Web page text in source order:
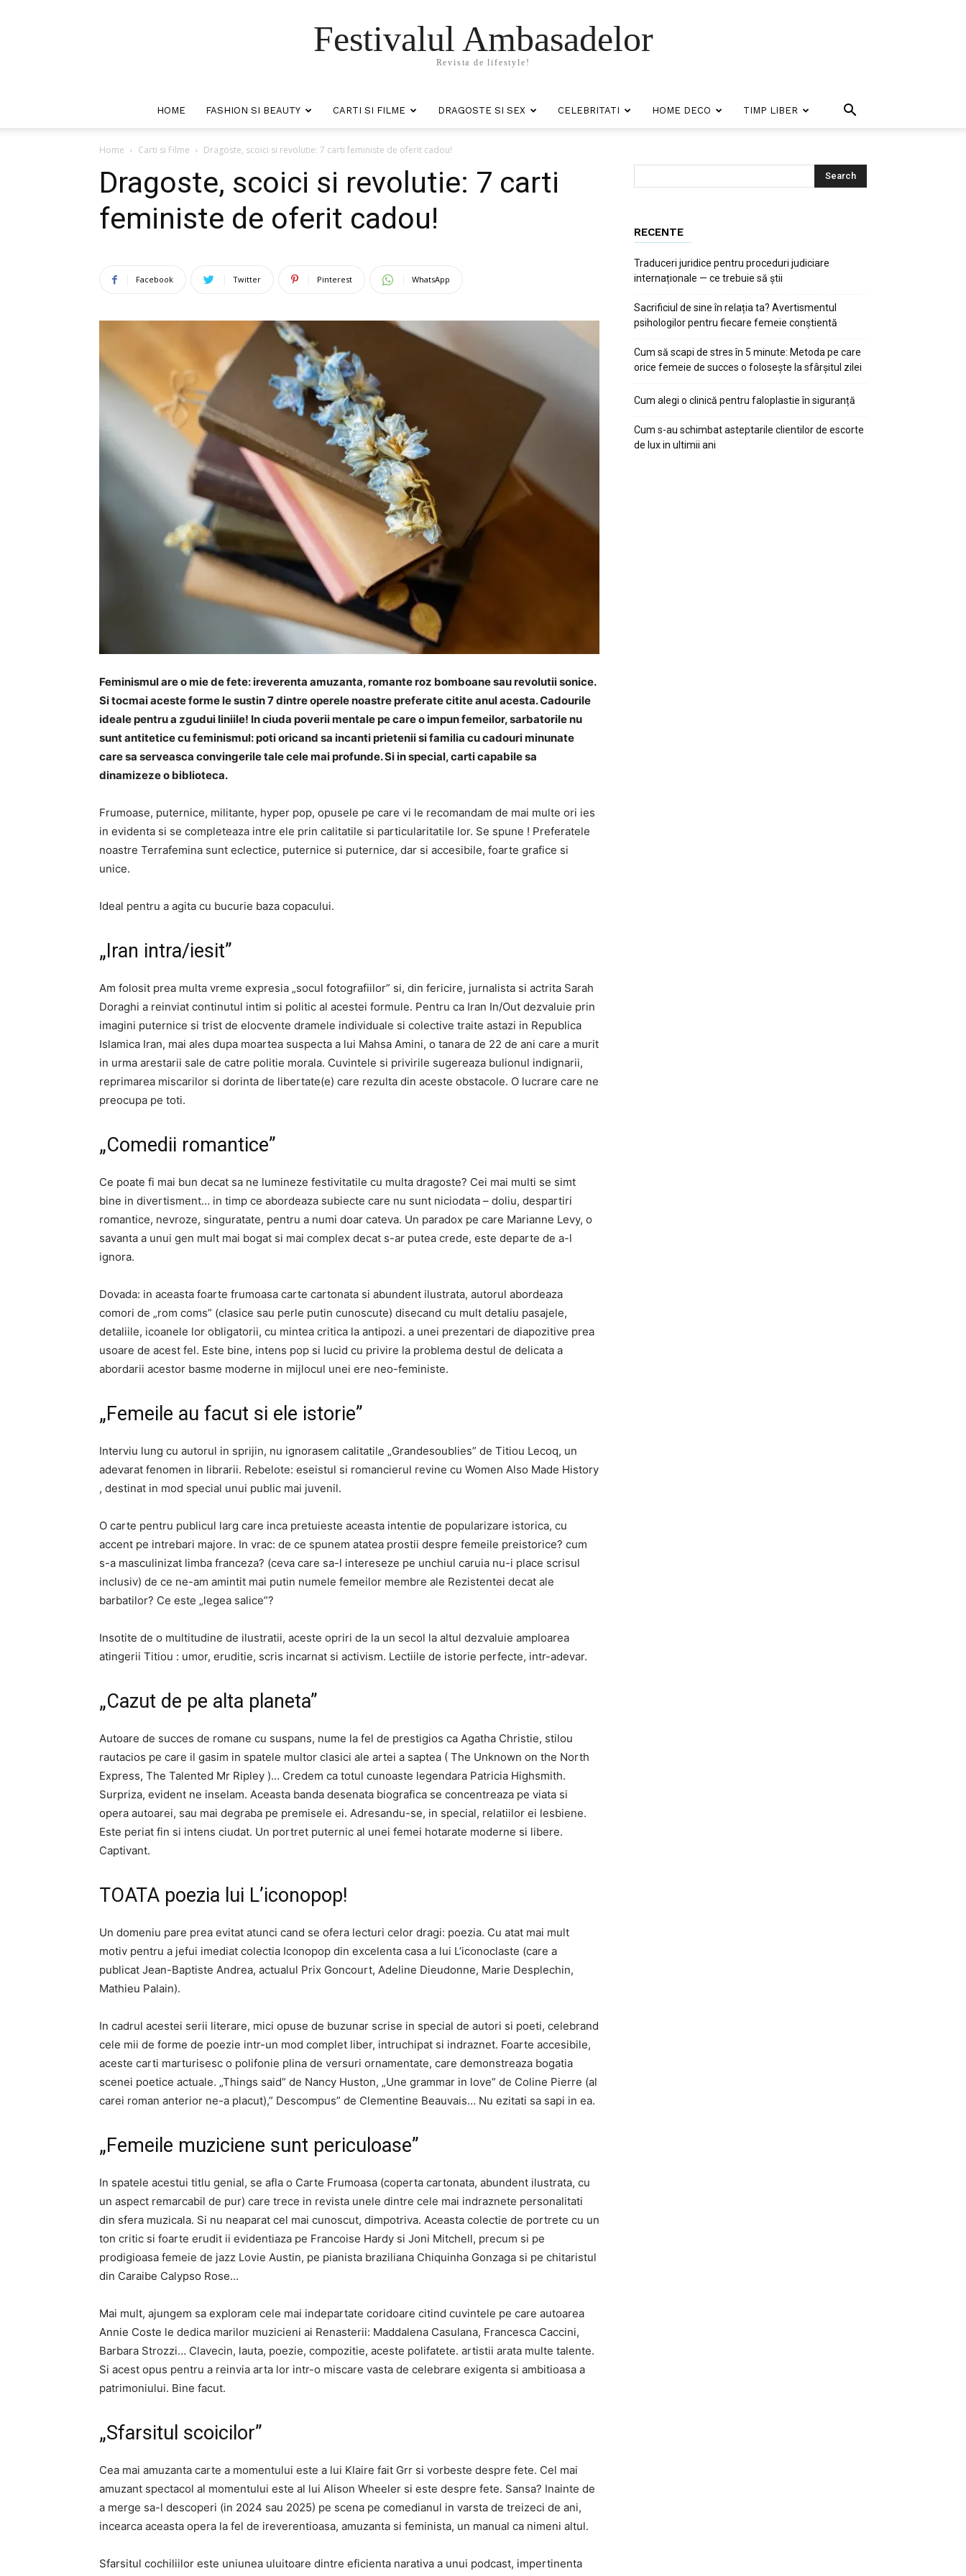
Festivalul Ambasadelor
Revista de lifestyle!
HOME FASHION SI BEAUTY CARTI SI FILME DRAGOSTE SI SEX CELEBRITATI HOME DECO TIMP LIBER
Home Carti si Filme Dragoste, scoici si revolutie: 7 carti feministe de oferit cadou!
Dragoste, scoici si revolutie: 7 carti
feministe de oferit cadou!
Facebook Twitter Pinterest WhatsApp
Feminismul are o mie de fete: ireverenta amuzanta, romante roz bomboane sau revolutii sonice.
Si tocmai aceste forme le sustin 7 dintre operele noastre preferate citite anul acesta. Cadourile
ideale pentru a zgudui liniile! In ciuda poverii mentale pe care o impun femeilor, sarbatorile nu
sunt antitetice cu feminismul: poti oricand sa incanti prietenii si familia cu cadouri minunate
care sa serveasca convingerile tale cele mai profunde. Si in special, carti capabile sa
dinamizeze o biblioteca.
Frumoase, puternice, militante, hyper pop, opusele pe care vi le recomandam de mai multe ori ies
in evidenta si se completeaza intre ele prin calitatile si particularitatile lor. Se spune ! Preferatele
noastre Terrafemina sunt eclectice, puternice si puternice, dar si accesibile, foarte grafice si
unice.
Ideal pentru a agita cu bucurie baza copacului.
„Iran intra/iesit”
Am folosit prea multa vreme expresia „socul fotografiilor” si, din fericire, jurnalista si actrita Sarah
Doraghi a reinviat continutul intim si politic al acestei formule. Pentru ca Iran In/Out dezvaluie prin
imagini puternice si trist de elocvente dramele individuale si colective traite astazi in Republica
Islamica Iran, mai ales dupa moartea suspecta a lui Mahsa Amini, o tanara de 22 de ani care a murit
in urma arestarii sale de catre politie morala. Cuvintele si privirile sugereaza bulionul indignarii,
reprimarea miscarilor si dorinta de libertate(e) care rezulta din aceste obstacole. O lucrare care ne
preocupa pe toti.
„Comedii romantice”
Ce poate fi mai bun decat sa ne lumineze festivitatile cu multa dragoste? Cei mai multi se simt
bine in divertisment… in timp ce abordeaza subiecte care nu sunt niciodata – doliu, despartiri
romantice, nevroze, singuratate, pentru a numi doar cateva. Un paradox pe care Marianne Levy, o
savanta a unui gen mult mai bogat si mai complex decat s-ar putea crede, este departe de a-l
ignora.
Dovada: in aceasta foarte frumoasa carte cartonata si abundent ilustrata, autorul abordeaza
comori de „rom coms” (clasice sau perle putin cunoscute) disecand cu mult detaliu pasajele,
detaliile, icoanele lor obligatorii, cu mintea critica la antipozi. a unei prezentari de diapozitive prea
usoare de acest fel. Este bine, intens pop si lucid cu privire la problema destul de delicata a
abordarii acestor basme moderne in mijlocul unei ere neo-feministe.
„Femeile au facut si ele istorie”
Interviu lung cu autorul in sprijin, nu ignorasem calitatile „Grandesoublies” de Titiou Lecoq, un
adevarat fenomen in librarii. Rebelote: eseistul si romancierul revine cu Women Also Made History
, destinat in mod special unui public mai juvenil.
O carte pentru publicul larg care inca pretuieste aceasta intentie de popularizare istorica, cu
accent pe intrebari majore. In vrac: de ce spunem atatea prostii despre femeile preistorice? cum
s-a masculinizat limba franceza? (ceva care sa-l intereseze pe unchiul caruia nu-i place scrisul
inclusiv) de ce ne-am amintit mai putin numele femeilor membre ale Rezistentei decat ale
barbatilor? Ce este „legea salice”?
Insotite de o multitudine de ilustratii, aceste opriri de la un secol la altul dezvaluie amploarea
atingerii Titiou : umor, eruditie, scris incarnat si activism. Lectiile de istorie perfecte, intr-adevar.
„Cazut de pe alta planeta”
Autoare de succes de romane cu suspans, nume la fel de prestigios ca Agatha Christie, stilou
rautacios pe care il gasim in spatele multor clasici ale artei a saptea ( The Unknown on the North
Express, The Talented Mr Ripley )… Credem ca totul cunoaste legendara Patricia Highsmith.
Surpriza, evident ne inselam. Aceasta banda desenata biografica se concentreaza pe viata si
opera autoarei, sau mai degraba pe premisele ei. Adresandu-se, in special, relatiilor ei lesbiene.
Este periat fin si intens ciudat. Un portret puternic al unei femei hotarate moderne si libere.
Captivant.
TOATA poezia lui L’iconopop!
Un domeniu pare prea evitat atunci cand se ofera lecturi celor dragi: poezia. Cu atat mai mult
motiv pentru a jefui imediat colectia Iconopop din excelenta casa a lui L’iconoclaste (care a
publicat Jean-Baptiste Andrea, actualul Prix Goncourt, Adeline Dieudonne, Marie Desplechin,
Mathieu Palain).
In cadrul acestei serii literare, mici opuse de buzunar scrise in special de autori si poeti, celebrand
cele mii de forme de poezie intr-un mod complet liber, intruchipat si indraznet. Foarte accesibile,
aceste carti marturisesc o polifonie plina de versuri ornamentate, care demonstreaza bogatia
scenei poetice actuale. „Things said” de Nancy Huston, „Une grammar in love” de Coline Pierre (al
carei roman anterior ne-a placut),” Descompus” de Clementine Beauvais… Nu ezitati sa sapi in ea.
„Femeile muziciene sunt periculoase”
In spatele acestui titlu genial, se afla o Carte Frumoasa (coperta cartonata, abundent ilustrata, cu
un aspect remarcabil de pur) care trece in revista unele dintre cele mai indraznete personalitati
din sfera muzicala. Si nu neaparat cel mai cunoscut, dimpotriva. Aceasta colectie de portrete cu un
ton critic si foarte erudit ii evidentiaza pe Francoise Hardy si Joni Mitchell, precum si pe
prodigioasa femeie de jazz Lovie Austin, pe pianista braziliana Chiquinha Gonzaga si pe chitaristul
din Caraibe Calypso Rose…
Mai mult, ajungem sa exploram cele mai indepartate coridoare citind cuvintele pe care autoarea
Annie Coste le dedica marilor muzicieni ai Renasterii: Maddalena Casulana, Francesca Caccini,
Barbara Strozzi… Clavecin, lauta, poezie, compozitie, aceste polifatete. artistii arata multe talente.
Si acest opus pentru a reinvia arta lor intr-o miscare vasta de celebrare exigenta si ambitioasa a
patrimoniului. Bine facut.
„Sfarsitul scoicilor”
Cea mai amuzanta carte a momentului este a lui Klaire fait Grr si vorbeste despre fete. Cel mai
amuzant spectacol al momentului este al lui Alison Wheeler si este despre fete. Sansa? Inainte de
a merge sa-l descoperi (in 2024 sau 2025) pe scena pe comedianul in varsta de treizeci de ani,
incearca aceasta opera la fel de ireverentioasa, amuzanta si feminista, un manual ca nimeni altul.
Sfarsitul cochiliilor este uniunea uluitoare dintre eficienta narativa a unui podcast, impertinenta
RECENTE
Traduceri juridice pentru proceduri judiciare
internaționale — ce trebuie să știi
Sacrificiul de sine în relația ta? Avertismentul
psihologilor pentru fiecare femeie conștientă
Cum să scapi de stres în 5 minute: Metoda pe care
orice femeie de succes o folosește la sfârșitul zilei
Cum alegi o clinică pentru faloplastie în siguranță
Cum s-au schimbat asteptarile clientilor de escorte
de lux in ultimii ani